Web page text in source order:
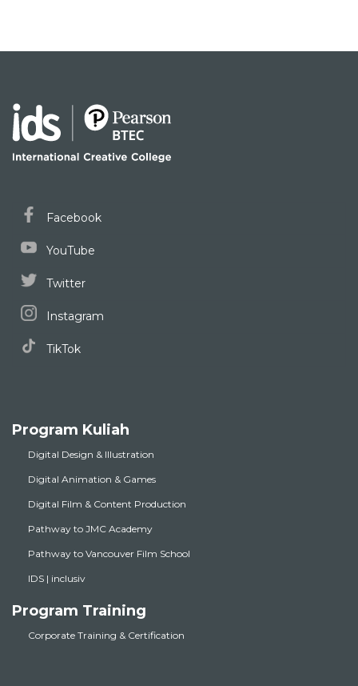
Facebook
YouTube
Twitter
Instagram
TikTok
Program Kuliah
Digital Design & Illustration
Digital Animation & Games
Digital Film & Content Production
Pathway to JMC Academy
Pathway to Vancouver Film School
IDS | inclusiv
Program Training
Corporate Training & Certification